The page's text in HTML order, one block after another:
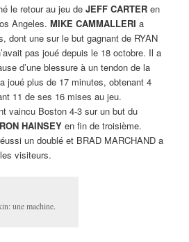
le retour au jeu de JEFF CARTERen
Angeles. MIKE CAMMALLERI a
dont une sur le but gagnant de RYAN
pas joué depuis le 18 octobre. Il a
d’une blessure à un tendon de la
joué plus de 17 minutes, obtenant 4
11 de ses 16 mises au jeu.
vaincu Boston 4-3 sur un but du
RON HAINSEYen fin de troisième.
un doublé et BRAD MARCHAND a
visiteurs.
une machine.